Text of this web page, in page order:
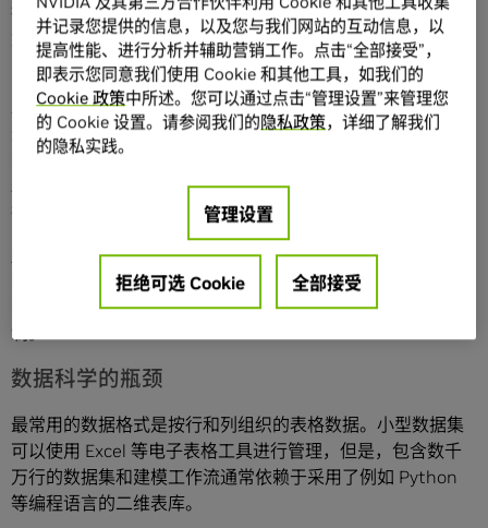
据（通常为专有数据）对于增强 AI 功能至关重要的特定领域
尤其如此。
为了帮助数据科学家应对日益增长的工作负载需求，NVIDIA
发布了RAPIDS cuDF库，以便用户更轻松地处理数据，并且
无需更改代码即可加速 pandas 软件库。Pandas 是面向
Python 的一个灵活、功能强大的热门数据分析和处理库。借
助 cuDF，数据科学家现在可以在他们首选的代码库上全速运
行数据处理。
NVIDIA RTXAI 硬件和技术也可以加速数据处理。这包括强大
的 GPU，可提供在各个层面快速高效地加速 AI 所需的计算性
能 — 从数据科学工作流到 PC 和工作站上的模型训练和定
制。
数据科学的瓶颈
最常用的数据格式是按行和列组织的表格数据。小型数据集
可以使用 Excel 等电子表格工具进行管理，但是，包含数千
万行的数据集和建模工作流通常依赖于采用了例如 Python
等编程语言的二维表库。
并记录您提供的信息，以及您与我们网站的互动信息，以
提高性能、进行分析并辅助营销工作。点击“全部接受”，
即表示您同意我们使用 Cookie 和其他工具，如我们的
Cookie 政策中所述。您可以通过点击“管理设置”来管理您
的 Cookie 设置。请参阅我们的隐私政策，详细了解我们
的隐私实践。
管理设置
拒绝可选 Cookie 全部接受